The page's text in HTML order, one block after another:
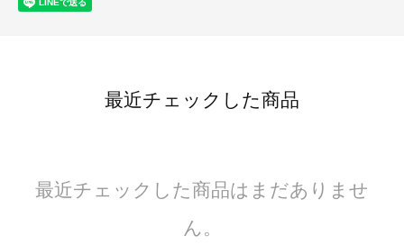
最近チェックした商品
最近チェックした商品はまだありませ
ん。